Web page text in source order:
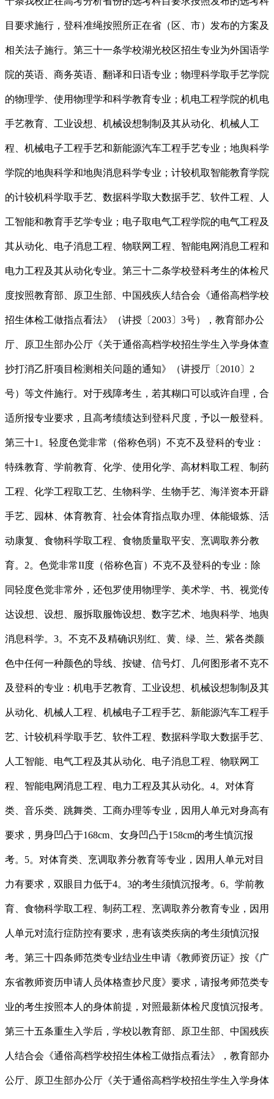
目要求施行，登科准绳按照所正在省（区、市）发布的方案及
相关法子施行。第三十一条学校湖光校区招生专业为外国语学
院的英语、商务英语、翻译和日语专业；物理科学取手艺学院
的物理学、使用物理学和科学教育专业；机电工程学院的机电
手艺教育、工业设想、机械设想制制及其从动化、机械人工
程、机械电子工程手艺和新能源汽车工程手艺专业；地舆科学
学院的地舆科学和地舆消息科学专业；计较机取智能教育学院
的计较机科学取手艺、数据科学取大数据手艺、软件工程、人
工智能和教育手艺学专业；电子取电气工程学院的电气工程及
其从动化、电子消息工程、物联网工程、智能电网消息工程和
电力工程及其从动化专业。第三十二条学校登科考生的体检尺
度按照教育部、原卫生部、中国残疾人结合会《通俗高档学校
招生体检工做指点看法》（讲授〔2003〕3号），教育部办公
厅、原卫生部办公厅《关于通俗高档学校招生学生入学身体查
抄打消乙肝项目检测相关问题的通知》（讲授厅〔2010〕2
号）等文件施行。对于残障考生，若其糊口可以或许自理，合
适所报专业要求，且高考绩绩达到登科尺度，予以一般登科。
第三十1。轻度色觉非常（俗称色弱）不克不及登科的专业：
特殊教育、学前教育、化学、使用化学、高材料取工程、制药
工程、化学工程取工艺、生物科学、生物手艺、海洋资本开辟
手艺、园林、体育教育、社会体育指点取办理、体能锻炼、活
动康复、食物科学取工程、食物质量取平安、烹调取养分教
育。2。色觉非常II度（俗称色盲）不克不及登科的专业：除
同轻度色觉非常外，还包罗使用物理学、美术学、书、视觉传
达设想、设想、服拆取服饰设想、数字艺术、地舆科学、地舆
消息科学。3。不克不及精确识别红、黄、绿、兰、紫各类颜
色中任何一种颜色的导线、按键、信号灯、几何图形者不克不
及登科的专业：机电手艺教育、工业设想、机械设想制制及其
从动化、机械人工程、机械电子工程手艺、新能源汽车工程手
艺、计较机科学取手艺、软件工程、数据科学取大数据手艺、
人工智能、电气工程及其从动化、电子消息工程、物联网工
程、智能电网消息工程、电力工程及其从动化。4。对体育
类、音乐类、跳舞类、工商办理等专业，因用人单元对身高有
要求，男身凹凸于168cm、女身凹凸于158cm的考生慎沉报
考。5。对体育类、烹调取养分教育等专业，因用人单元对目
力有要求，双眼目力低于4。3的考生须慎沉报考。6。学前教
育、食物科学取工程、制药工程、烹调取养分教育专业，因用
人单元对流行症防控有要求，患有该类疾病的考生须慎沉报
考。第三十四条师范类专业结业生申请《教师资历证》按《广
东省教师资历申请人员体格查抄尺度》要求，请报考师范类专
业的考生按照本人的身体前提，对照最新体检尺度慎沉报考。
第三十五条重生入学后，学校以教育部、原卫生部、中国残疾
人结合会《通俗高档学校招生体检工做指点看法》，教育部办
公厅、原卫生部办公厅《关于通俗高档学校招生学生入学身体